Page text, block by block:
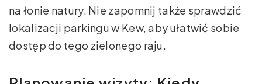
na łonie natury. Nie zapomnij także sprawdzić
lokalizacji parkingu w Kew, aby ułatwić sobie
dostęp do tego zielonego raju.